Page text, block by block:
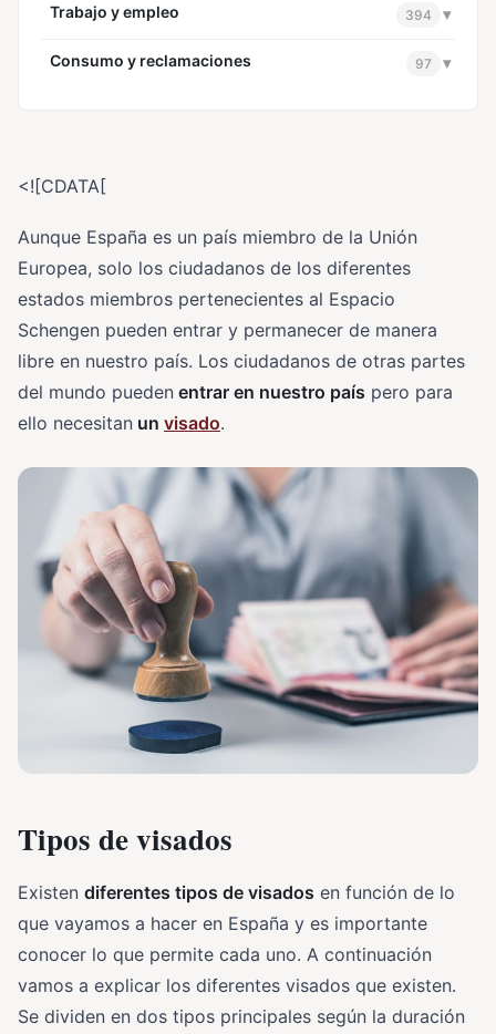
Trabajo y empleo 394 ▾
Consumo y reclamaciones 97 ▾
<![CDATA[
Aunque España es un país miembro de la Unión
Europea, solo los ciudadanos de los diferentes
estados miembros pertenecientes al Espacio
Schengen pueden entrar y permanecer de manera
libre en nuestro país. Los ciudadanos de otras partes
del mundo pueden entrar en nuestro país pero para
ello necesitan un visado.
Tipos de visados
Existen diferentes tipos de visados en función de lo
que vayamos a hacer en España y es importante
conocer lo que permite cada uno. A continuación
vamos a explicar los diferentes visados que existen.
Se dividen en dos tipos principales según la duración